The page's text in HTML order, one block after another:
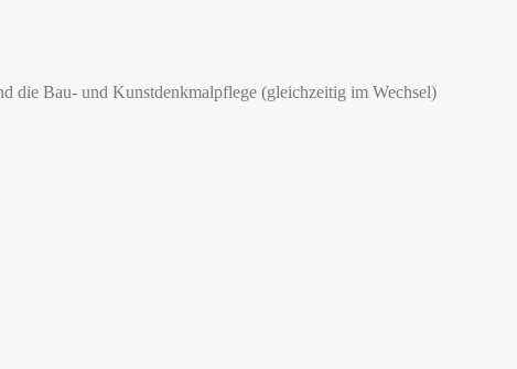
die Bau- und Kunstdenkmalpflege (gleichzeitig im Wechsel)